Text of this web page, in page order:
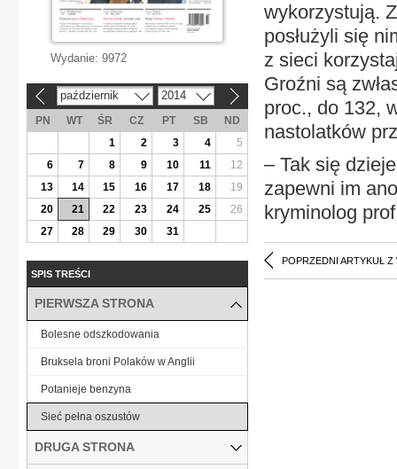
wykorzystują.
posłużyli się
z sieci
Groźni są
proc., do 132,
nastolatków
– Tak się
zapewni im
kryminolog
POPRZEDNI ARTYKUŁ Z
Wydanie: 9972
październik 2014
PN WT ŚR CZ PT SB
ND
1
2 3 4
5
6
7 8 9 10 11
12
13
14 15 16 17 18
19
20
21 22 23 24 25
26
27
28 29 30 31
SPIS TREŚCI
PIERWSZA STRONA
Bolesne odszkodowania
Bruksela broni Polaków w Anglii
Potanieje benzyna
Sieć pełna oszustów
DRUGA STRONA